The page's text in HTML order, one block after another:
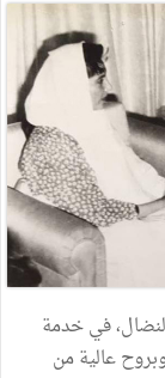
في خدمة
عالية من